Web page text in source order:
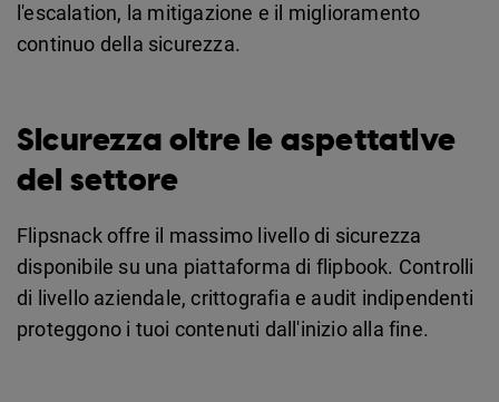
l'escalation, la mitigazione e il miglioramento
continuo della sicurezza.
Sicurezza oltre le aspettative
del settore
Flipsnack offre il massimo livello di sicurezza
disponibile su una piattaforma di flipbook. Controlli
di livello aziendale, crittografia e audit indipendenti
proteggono i tuoi contenuti dall'inizio alla fine.